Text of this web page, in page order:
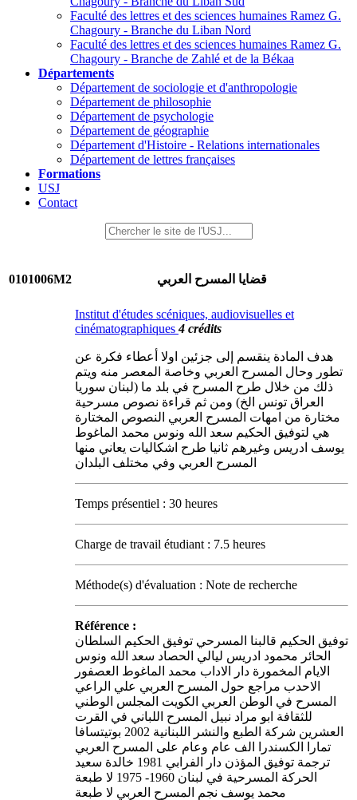
Faculté des lettres et des sciences humaines Ramez G.
Chagoury - Branche du Liban Nord
Faculté des lettres et des sciences humaines Ramez G.
Chagoury - Branche de Zahlé et de la Békaa
Départements
Département de sociologie et d'anthropologie
Département de philosophie
Département de psychologie
Département de géographie
Département d'Histoire - Relations internationales
Département de lettres françaises
Formations
USJ
Contact
0101006M2 قضايا المسرح العربي
Institut d'études scéniques, audiovisuelles et
cinématographiques4 crédits
هدف المادة ينقسم إلى جزئين اولا أعطاء فكرة عن
تطور وحال المسرح العربي وخاصة المعصر منه ويتم
ذلك من خلال طرح المسرح في بلد ما (لبنان سوريا
العراق تونس الخ) ومن ثم قراءة نصوص مسرحية
مختارة من امهات المسرح العربي النصوص المختارة
هي لتوفيق الحكيم سعد الله ونوس محمد الماغوط
يوسف ادريس وغيرهم ثانيا طرح اشكاليات يعاني منها
المسرح العربي وفي مختلف البلدان
Temps présentiel : 30 heures
Charge de travail étudiant : 7.5 heures
Méthode(s) d'évaluation : Note de recherche
Référence :
توفيق الحكيم قالبنا المسرحي توفيق الحكيم السلطان
الحائر محمود ادريس ليالي الحصاد سعد الله ونوس
الايام المخمورة دار الاداب محمد الماغوط العصفور
الاحدب مراجع حول المسرح العربي علي الراعي
المسرح في الوطن العربي الكويت المجلس الوطني
للثقافة ابو مراد نبيل المسرح اللباني في القرت
العشرين شركة الطبع والنشر اللبنانية 2002 بوتيتسافا
تمارا الكسندرا الف عام وعام على المسرح العربي
ترجمة توفيق المؤذن دار الفرابي 1981 خالدة سعيد
الحركة المسرحية في لبنان 1960- 1975 لا طبعة
محمد يوسف نجم المسرح العربي لا طبعة